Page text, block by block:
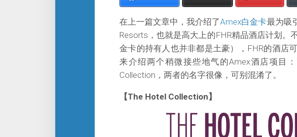
在上一篇文章中，我介绍了Amex白金卡最为吸
Resorts，也就是高大上的FHR精品酒店计划。
金卡的持有人也并非都是土豪），FHR的酒店
来介绍两个稍微接些地气的Amex酒店项目：
Collection，两者的名字很像，可别混淆了。
【The Hotel Collection】